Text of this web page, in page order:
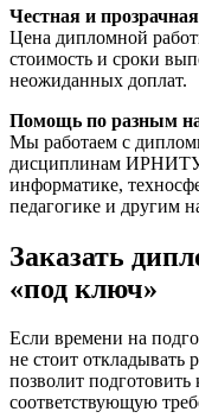
Честная и
Цена дипломной
стоимость и сроки
неожиданных доплат.
Помощь по разным
Мы работаем с
дисциплинам ИРНИТУ:
информатике,
педагогике и другим
Заказать
«под ключ»
Если времени на
не стоит
позволит
соответствующую